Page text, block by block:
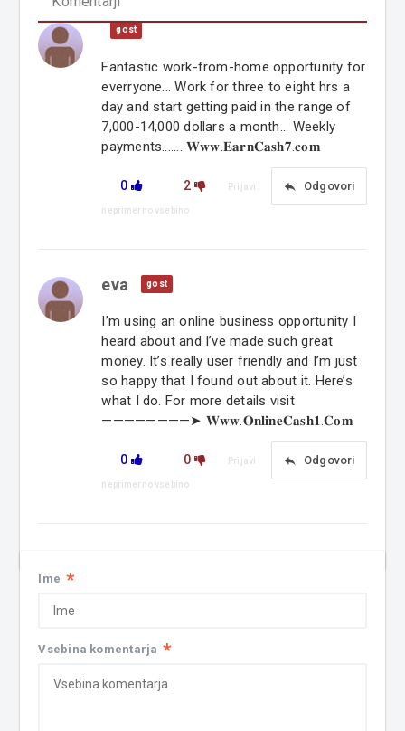
gost
Fantastic work-from-home opportunity for
everryone... Work for three to eight hrs a
day and start getting paid in the range of
7,000-14,000 dollars a month... Weekly
payments....... 𝐖𝐰𝐰.𝐄𝐚𝐫𝐧𝐂𝐚𝐬𝐡𝟕.𝐜𝐨𝐦
0 2 reply Odgovori
Prijavi
neprimerno vsebino
eva gost
I’m using an online business opportunity I
heard about and I’ve made such great
money. It’s really user friendly and I’m just
so happy that I found out about it. Here’s
what I do. For more details visit
————————➤ 𝐖𝐰𝐰.𝐎𝐧𝐥𝐢𝐧𝐞𝐂𝐚𝐬𝐡𝟏.𝐂𝐨𝐦
0 0 reply Odgovori
Prijavi
neprimerno vsebino
Ime *
Vsebina komentarja *